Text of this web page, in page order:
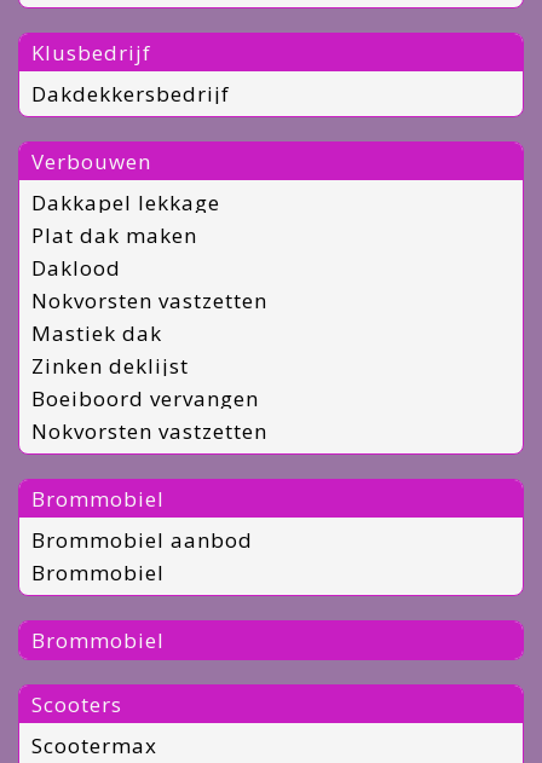
Klusbedrijf
Dakdekkersbedrijf
Verbouwen
Dakkapel lekkage
Plat dak maken
Daklood
Nokvorsten vastzetten
Mastiek dak
Zinken deklijst
Boeiboord vervangen
Nokvorsten vastzetten
Brommobiel
Brommobiel aanbod
Brommobiel
Brommobiel
Scooters
Scootermax